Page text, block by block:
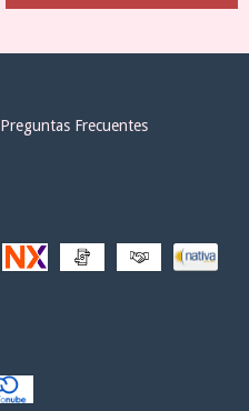
Preguntas Frecuentes